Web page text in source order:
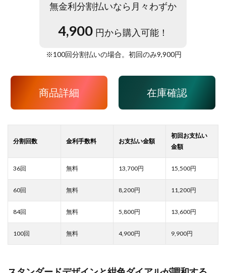
無金利分割払いなら月々わずか
4,900 円から購入可能！
※100回分割払いの場合。初回のみ9,900円
商品詳細 在庫確認
13,700 15,500
8,200 11,200
5,800 13,600
4,900 9,900